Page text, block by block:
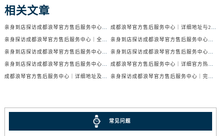
相关文章
常见问题